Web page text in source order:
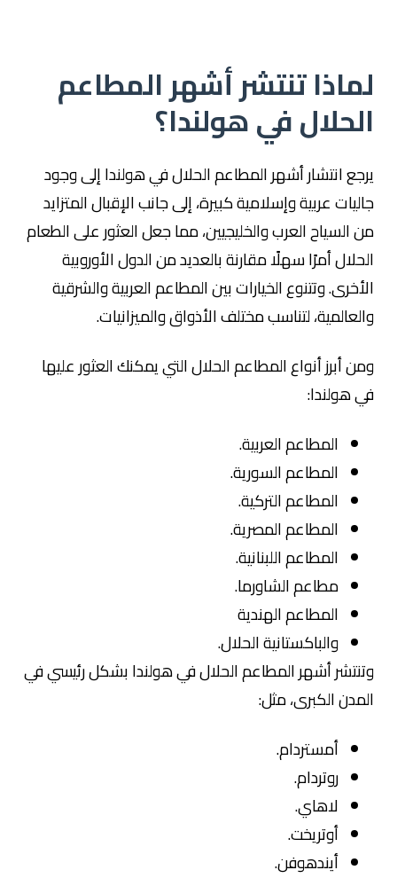
لماذا تنتشر أشهر المطاعم
الحلال في هولندا؟
يرجع انتشار أشهر المطاعم الحلال في هولندا إلى وجود
جاليات عربية وإسلامية كبيرة، إلى جانب الإقبال المتزايد
من السياح العرب والخليجيين، مما جعل العثور على الطعام
الحلال أمرًا سهلًا مقارنة بالعديد من الدول الأوروبية
الأخرى. وتتنوع الخيارات بين المطاعم العربية والشرقية
والعالمية، لتناسب مختلف الأذواق والميزانيات.
ومن أبرز أنواع المطاعم الحلال التي يمكنك العثور عليها
في هولندا:
المطاعم العربية.
المطاعم السورية.
المطاعم التركية.
المطاعم المصرية.
المطاعم اللبنانية.
مطاعم الشاورما.
المطاعم الهندية
والباكستانية الحلال.
وتنتشر أشهر المطاعم الحلال في هولندا بشكل رئيسي في
المدن الكبرى، مثل:
أمستردام.
روتردام.
لاهاي.
أوتريخت.
أيندهوفن.